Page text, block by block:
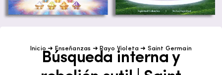
Inicio ➜ Enseñanzas ➜ Rayo Violeta ➜ Saint Germain
Búsqueda interna y